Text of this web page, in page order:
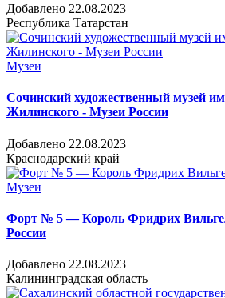
Добавлено 22.08.2023
Республика Татарстан
Музеи
Сочинский художественный музей
Жилинского - Музеи России
Добавлено 22.08.2023
Краснодарский край
Музеи
Форт № 5 — Король Фридрих
России
Добавлено 22.08.2023
Калининградская область